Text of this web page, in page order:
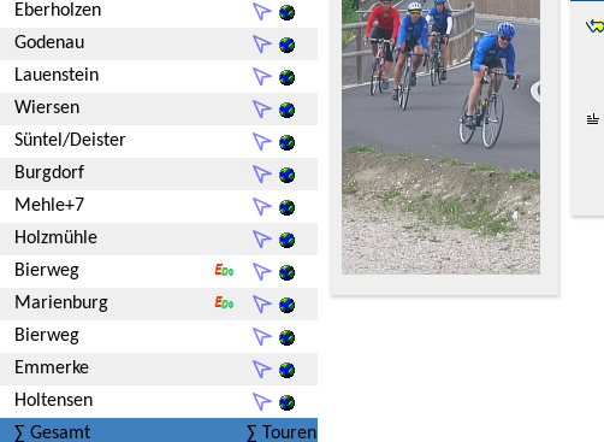
Eberholzen
Godenau
Lauenstein
Wiersen
Süntel/Deister
Burgdorf
Mehle+7
Holzmühle
Bierweg
Marienburg
Bierweg
Emmerke
Holtensen
∑ Gesamt ∑ Touren